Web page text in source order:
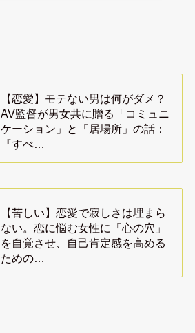
【恋愛】モテない男は何がダメ？
AV監督が男女共に贈る「コミュニ
ケーション」と「居場所」の話：
『すべ…
【苦しい】恋愛で寂しさは埋まら
ない。恋に悩む女性に「心の穴」
を自覚させ、自己肯定感を高める
ための…